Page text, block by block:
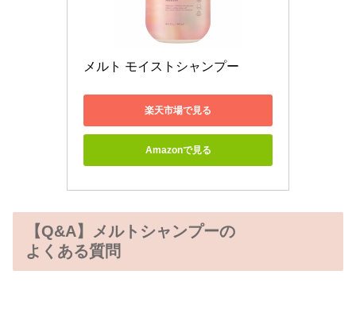
メルト モイストシャンプー
楽天市場で見る
Amazonで見る
【Q&A】メルトシャンプーの
よくある質問